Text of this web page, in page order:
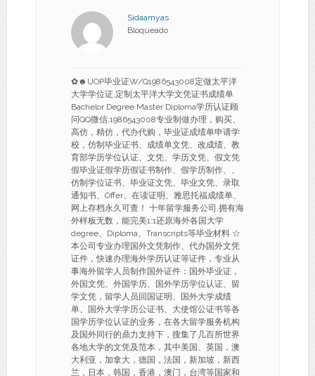
Sidaamyas
Bloqueado
✿☻UOP毕业证W/Q1986543008定做太平洋
大学学位证,定制太平洋大学文凭证书成绩单
Bachelor Degree Master Diploma学历认证顾
问QQ微信:1986543008专业制做办理，购买、
高仿，精仿，代办代购，毕业证成绩单申请学
校，仿制毕业证书、成绩单文凭、改成绩、教
育部学历学位认证、文凭、学历文凭、假文凭
假毕业证假学历假证书制作、假学历制作、、
仿制学位证书、毕业证文凭、毕业文凭、录取
通知书、Offer、在读证明、雅思托福成绩单、
网上存档永久可查！ 十年留学服务公司,拥有海
外样板无数，能完美1:1还原海外各国大学
degree、Diploma、Transcripts等毕业材料 ☆
本公司专业办理国外文凭制作、代办国外文凭
证件，快速办理海外学历认证等证件，专业从
事海外留学人员制作国外证件：国外毕业证，
外国文凭、外国学历、国外学历学位认证、留
学文凭，留学人员回国证明、国外大学成绩
单、国外大学学历公证书、大使馆公证书等各
国学历学位认证的业务，在各大留学服务机构
及国外同行的鼎力支持下，搜集了几百所世界
各地大学的文凭及范本，其中美国、英国，澳
大利亚，加拿大，德国，法国，新加坡，新西
兰，日本，韩国，香港，澳门，台湾等国家和